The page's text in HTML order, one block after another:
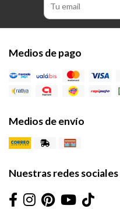
Medios de pago
Medios de envío
Nuestras redes sociales